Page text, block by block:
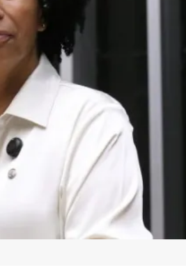
proposta terá de ser aprovada